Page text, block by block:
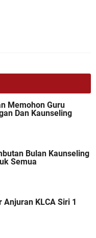
Memohon Guru
Dan Kaunseling
Bulan Kaunseling
Semua
Anjuran KLCA Siri 1